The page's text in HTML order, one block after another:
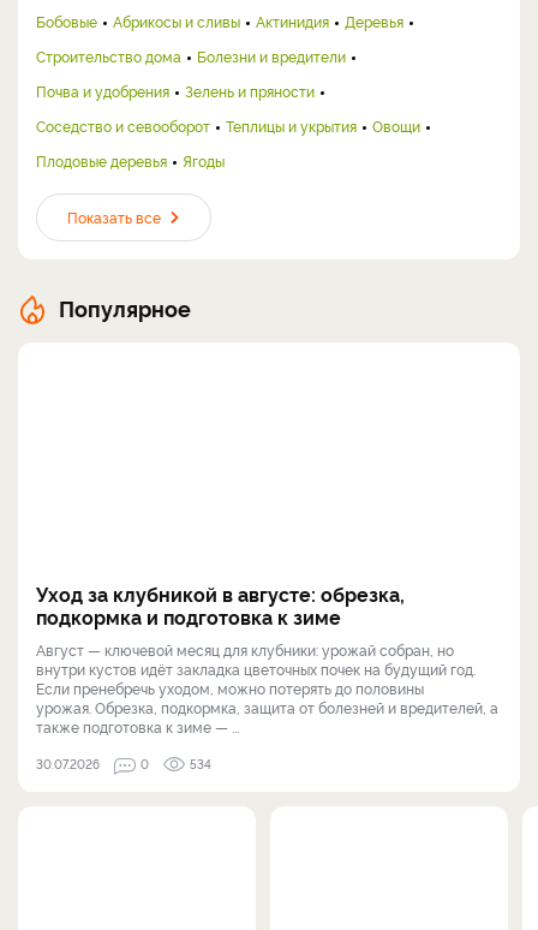
Бобовые
Абрикосы и сливы Актинидия
Деревья
Строительство дома
Болезни и вредители
Почва и удобрения
Зелень и пряности
Соседство и севооборот
Теплицы и укрытия
Овощи
Плодовые деревья
Ягоды
Показать все
Популярное
Уход за клубникой в августе: обрезка,
подкормка и подготовка к зиме
Август — ключевой месяц для клубники: урожай собран, но
внутри кустов идёт закладка цветочных почек на будущий год.
Если пренебречь уходом, можно потерять до половины
урожая. Обрезка, подкормка, защита от болезней и вредителей, а
также подготовка к зиме — ...
30.07.2026 0 534